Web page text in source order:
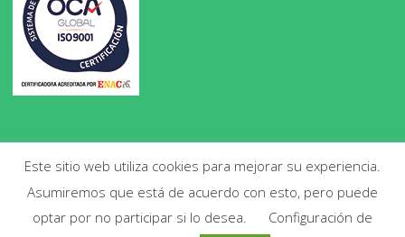
Este sitio web utiliza cookies para mejorar su experiencia.
Asumiremos que está de acuerdo con esto, pero puede
optar por no participar si lo desea.
Configuración de